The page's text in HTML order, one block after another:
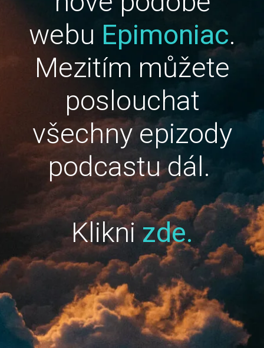
webu Epimoniac.
Mezitím můžete
poslouchat
všechny epizody
podcastu dál.
Kliknizde.